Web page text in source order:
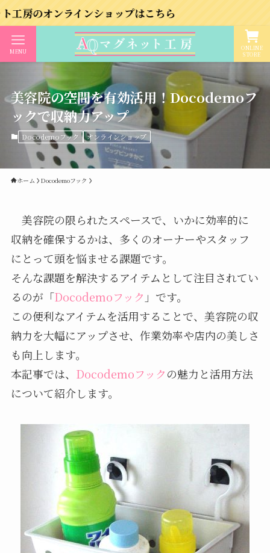
ラインショップはこちら
ONLINE
STORE
MENU
美容院の空間を有効活用！Docodemoフ
ックで収納力アップ
Docodemoフック オンラインショップ
ホーム Docodemoフック
美容院の限られたスペースで、いかに効率的に
収納を確保するかは、多くのオーナーやスタッフ
にとって頭を悩ませる課題です。
そんな課題を解決するアイテムとして注目されてい
るのが「Docodemoフック 」です。
この便利なアイテムを活用することで、美容院の収
納力を大幅にアップさせ、作業効率や店内の美しさ
も向上します。
本記事では、 Docodemoフックの魅力と活用方法
について紹介します。